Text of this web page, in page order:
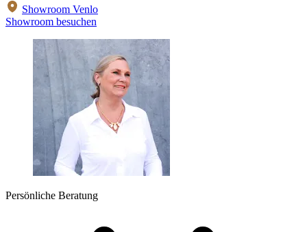
Showroom Venlo
Showroom besuchen
Persönliche Beratung